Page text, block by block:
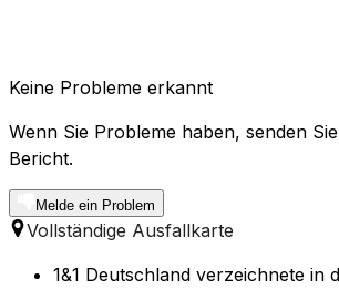
Keine Probleme erkannt
Wenn Sie Probleme haben, senden
Bericht.
Melde ein Problem
Vollständige Ausfallkarte
1&1 Deutschland verzeichnete in